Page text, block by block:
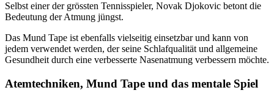
Selbst einer der grössten Tennisspieler, Novak Djokovic betont die
Bedeutung der Atmung jüngst.
Das Mund Tape ist ebenfalls vielseitig einsetzbar und kann von
jedem verwendet werden, der seine Schlafqualität und allgemeine
Gesundheit durch eine verbesserte Nasenatmung verbessern möchte.
Atemtechniken, Mund Tape und das mentale Spiel